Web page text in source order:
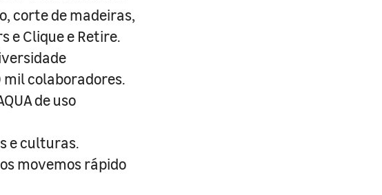
corte de madeiras,
e Clique e Retire.
colaboradores.
de uso
e culturas.
movemos rápido